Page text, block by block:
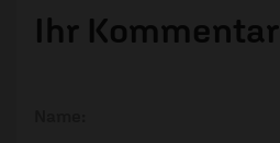
Ihr Kommentar